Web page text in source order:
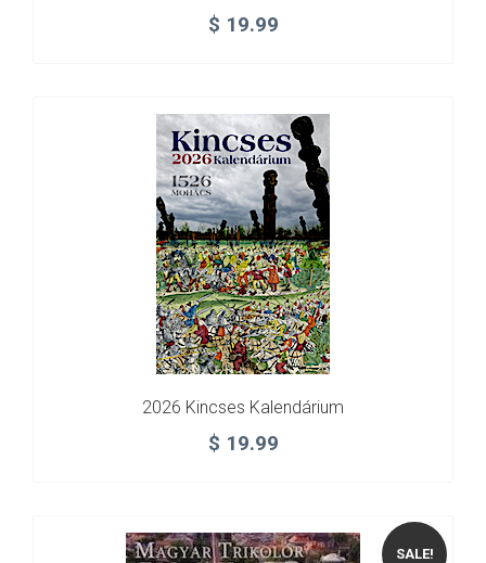
$ 19.99
2026 Kincses Kalendárium
$ 19.99
SALE!